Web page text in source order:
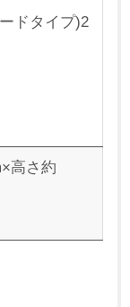
ドタイプ)2
高さ約